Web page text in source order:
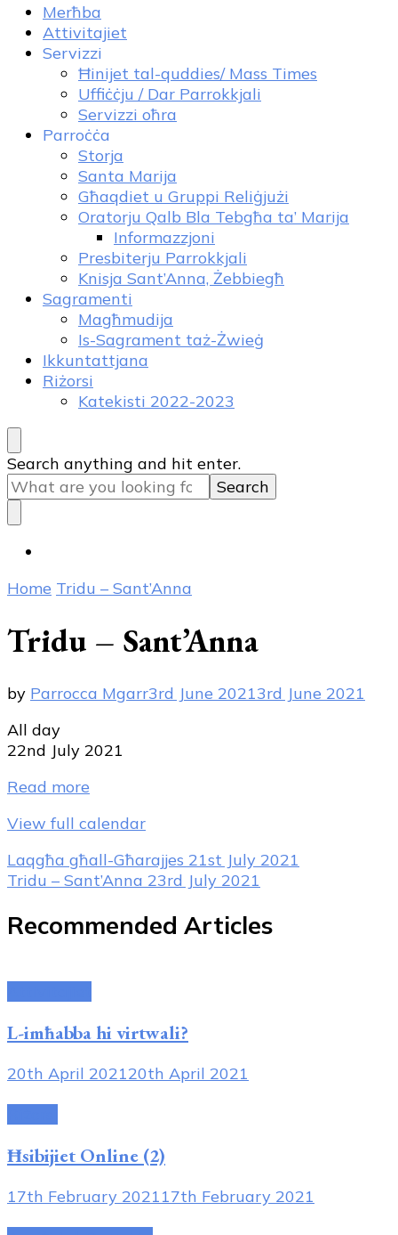
Merħba
Attivitajiet
Servizzi
Ħinijet tal-quddies/ Mass Times
Uffiċċju / Dar Parrokkjali
Servizzi oħra
Parroċċa
Storja
Santa Marija
Għaqdiet u Gruppi Reliġjużi
Oratorju Qalb Bla Tebgħa ta’ Marija
Informazzjoni
Presbiterju Parrokkjali
Knisja Sant’Anna, Żebbiegħ
Sagramenti
Magħmudija
Is-Sagrament taż-Żwieġ
Ikkuntattjana
Riżorsi
Katekisti 2022-2023
Looking
for
Something?
Search anything and hit enter.
Home Tridu – Sant’Anna
Tridu – Sant’Anna
by Parrocca Mgarr3rd June 20213rd June 2021
Tridu
-
All day
22nd July 2021
Read more
View full calendar
Post
Navigation
Laqgħa għall-Għarajjes 21st July 2021
Tridu – Sant’Anna 23rd July 2021
Recommended Articles
L-imħabba hi virtwali?
20th April 202120th April 2021
Ħsibijiet Online (2)
17th February 202117th February 2021